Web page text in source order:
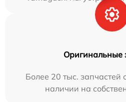
Оригинальные
Более 20 тыс. запчастей
наличии на